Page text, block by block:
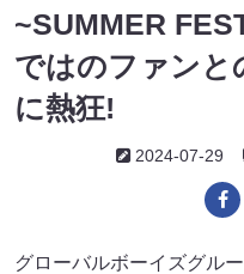
~SUMMER
ではのファンと
に熱狂!
2024-07-29
グローバルボーイズグル